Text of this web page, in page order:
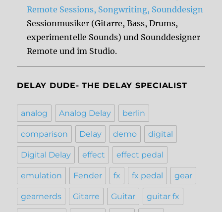
Remote Sessions, Songwriting, Sounddesign
Sessionmusiker (Gitarre, Bass, Drums,
experimentelle Sounds) und Sounddesigner
Remote und im Studio.
DELAY DUDE- THE DELAY SPECIALIST
analog Analog Delay berlin
comparison Delay demo digital
Digital Delay effect effect pedal
emulation Fender fx fx pedal gear
gearnerds Gitarre Guitar guitar fx